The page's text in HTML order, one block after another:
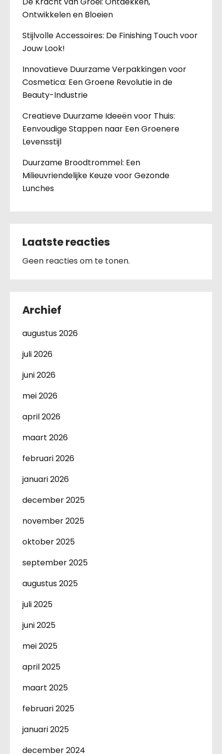
Ontwikkelen en Bloeien
Stijlvolle Accessoires: De Finishing Touch voor
Jouw Look!
Innovatieve Duurzame Verpakkingen voor
Cosmetica: Een Groene Revolutie in de
Beauty-Industrie
Creatieve Duurzame Ideeën voor Thuis:
Eenvoudige Stappen naar Een Groenere
Levensstijl
Duurzame Broodtrommel: Een
Milieuvriendelijke Keuze voor Gezonde
Lunches
Laatste reacties
Geen reacties om te tonen.
Archief
augustus 2026
juli 2026
juni 2026
mei 2026
april 2026
maart 2026
februari 2026
januari 2026
december 2025
november 2025
oktober 2025
september 2025
augustus 2025
juli 2025
juni 2025
mei 2025
april 2025
maart 2025
februari 2025
januari 2025
december 2024